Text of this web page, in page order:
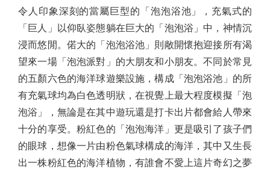
令人印象深刻的當屬巨型的「泡泡浴池」，充氣式的
「巨人」以仰臥姿態躺在巨大的「泡泡浴」中，神情沉
浸而悠閒。偌大的「泡泡浴池」則敞開懷抱迎接所有渴
望來一場「泡泡派對」的大朋友和小朋友。不同於常見
的五顏六色的海洋球遊樂設施，構成「泡泡浴池」的所
有充氣球均為白色透明狀，在視覺上最大程度模擬「泡
泡浴」，無論是在其中遊玩還是打卡出片都會給人帶來
十分的享受。粉紅色的「泡泡海洋」更是吸引了孩子們
的眼球，想像一片由粉色氣球構成的海洋，其中又生長
出一株粉紅色的海洋植物，有誰會不愛上這片奇幻之夢